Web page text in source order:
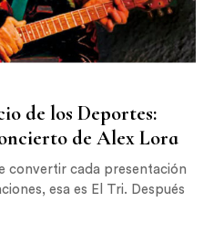
de los Deportes:
de Alex Lora
convertir cada presentación
esa es El Tri. Después